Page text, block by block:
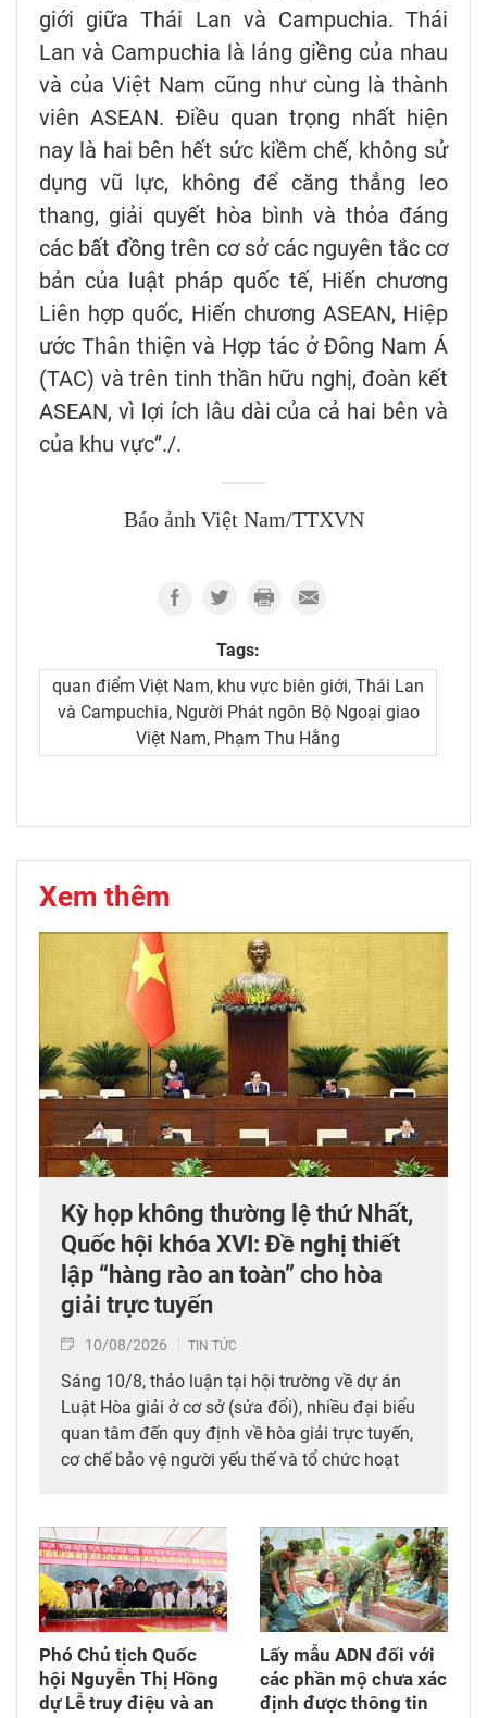
giới giữa Thái Lan và Campuchia. Thái
Lan và Campuchia là láng giềng của nhau
và của Việt Nam cũng như cùng là thành
viên ASEAN. Điều quan trọng nhất hiện
nay là hai bên hết sức kiềm chế, không sử
dụng vũ lực, không để căng thẳng leo
thang, giải quyết hòa bình và thỏa đáng
các bất đồng trên cơ sở các nguyên tắc cơ
bản của luật pháp quốc tế, Hiến chương
Liên hợp quốc, Hiến chương ASEAN, Hiệp
ước Thân thiện và Hợp tác ở Đông Nam Á
(TAC) và trên tinh thần hữu nghị, đoàn kết
ASEAN, vì lợi ích lâu dài của cả hai bên và
của khu vực”./.
Báo ảnh Việt Nam/TTXVN
Tags:
quan điểm Việt Nam, khu vực biên giới, Thái Lan
và Campuchia, Người Phát ngôn Bộ Ngoại giao
Việt Nam, Phạm Thu Hằng
Xem thêm
Kỳ họp không thường lệ thứ Nhất,
Quốc hội khóa XVI: Đề nghị thiết
lập “hàng rào an toàn” cho hòa
giải trực tuyến
10/08/2026 TIN TỨC
Sáng 10/8, thảo luận tại hội trường về dự án
Luật Hòa giải ở cơ sở (sửa đổi), nhiều đại biểu
quan tâm đến quy định về hòa giải trực tuyến,
cơ chế bảo vệ người yếu thế và tổ chức hoạt
Phó Chủ tịch Quốc
hội Nguyễn Thị Hồng
dự Lễ truy điệu và an
Lấy mẫu ADN đối với
các phần mộ chưa xác
định được thông tin